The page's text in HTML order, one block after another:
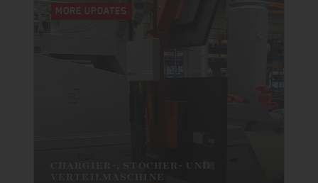
MORE UPDATES
CHARGIER-, STOCHER- UND
VERTEILMASCHINE